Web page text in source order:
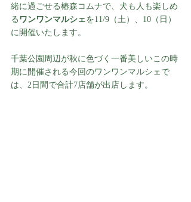
緒に過ごせる椿森コムナで、犬も人も楽しめ
る ワンワンマルシェを11/9（土）、10（日）
に開催いたします。
千葉公園周辺が秋に色づく一番美しいこの時
期に開催される今回のワンワンマルシェで
は、2日間で合計7店舗が出店します。